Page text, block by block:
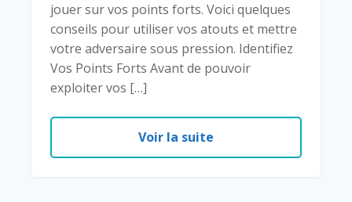
jouer sur vos points forts. Voici quelques
conseils pour utiliser vos atouts et mettre
votre adversaire sous pression. Identifiez
Vos Points Forts Avant de pouvoir
exploiter vos […]
Voir la suite